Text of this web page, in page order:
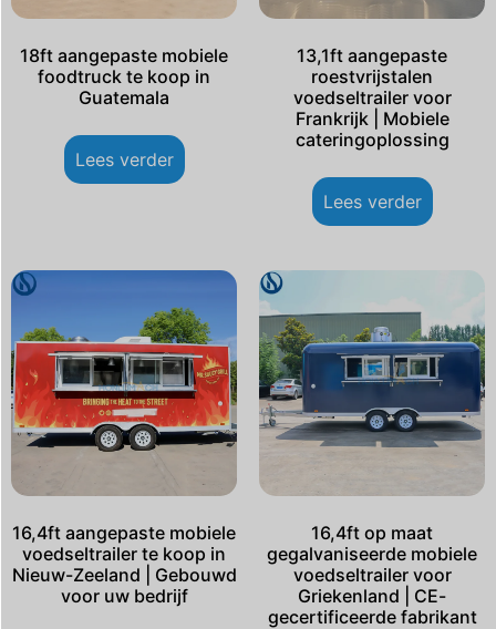
18ft aangepaste mobiele
foodtruck te koop in
Guatemala
Lees verder
13,1ft aangepaste
roestvrijstalen
voedseltrailer voor
Frankrijk | Mobiele
cateringoplossing
Lees verder
16,4ft aangepaste mobiele
voedseltrailer te koop in
Nieuw-Zeeland | Gebouwd
voor uw bedrijf
16,4ft op maat
gegalvaniseerde mobiele
voedseltrailer voor
Griekenland | CE-
gecertificeerde fabrikant